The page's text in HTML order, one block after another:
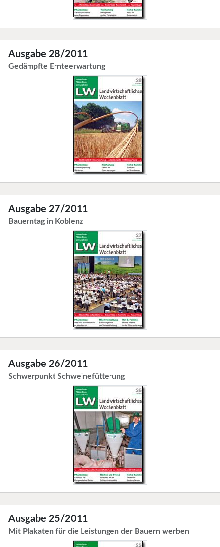
Ausgabe 28/2011
Gedämpfte Ernteerwartung
Ausgabe 27/2011
Bauerntag in Koblenz
Ausgabe 26/2011
Schwerpunkt Schweinefütterung
Ausgabe 25/2011
Mit Plakaten für die Leistungen der Bauern werben